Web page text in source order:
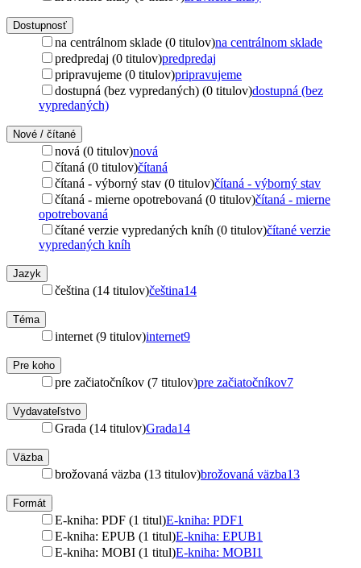
Dostupnosť
na centrálnom sklade (0 titulov)na centrálnom sklade
predpredaj (0 titulov)predpredaj
pripravujeme (0 titulov)pripravujeme
dostupná (bez vypredaných) (0 titulov)dostupná (bez
vypredaných)
Nové / čítané
nová (0 titulov)nová
čítaná (0 titulov)čítaná
čítaná - výborný stav (0 titulov)čítaná - výborný stav
čítaná - mierne opotrebovaná (0 titulov)čítaná - mierne
opotrebovaná
čítané verzie vypredaných kníh (0 titulov)čítané verzie
vypredaných kníh
Jazyk
čeština (14 titulov)čeština14
Téma
internet (9 titulov)internet9
Pre koho
pre začiatočníkov (7 titulov)pre začiatočníkov7
Vydavateľstvo
Grada (14 titulov)Grada14
Väzba
brožovaná väzba (13 titulov)brožovaná väzba13
Formát
E-kniha: PDF (1 titul)E-kniha: PDF1
E-kniha: EPUB (1 titul)E-kniha: EPUB1
E-kniha: MOBI (1 titul)E-kniha: MOBI1